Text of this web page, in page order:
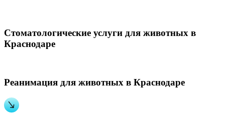
Стоматологические услуги для животных в
Краснодаре
Реанимация для животных в Краснодаре